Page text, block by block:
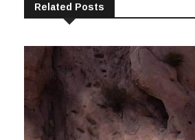
Related Posts